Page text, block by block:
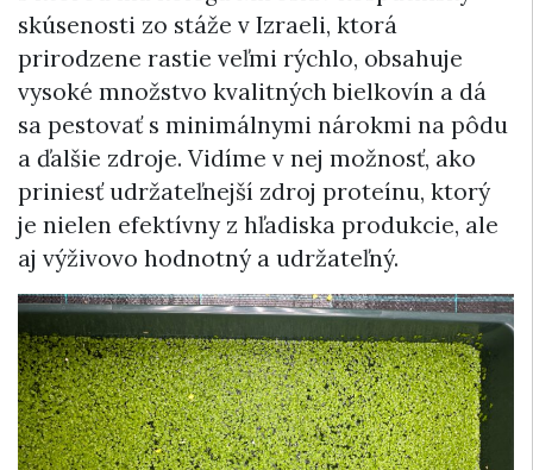
skúsenosti zo stáže v Izraeli, ktorá
prirodzene rastie veľmi rýchlo, obsahuje
vysoké množstvo kvalitných bielkovín a dá
sa pestovať s minimálnymi nárokmi na pôdu
a ďalšie zdroje. Vidíme v nej možnosť, ako
priniesť udržateľnejší zdroj proteínu, ktorý
je nielen efektívny z hľadiska produkcie, ale
aj výživovo hodnotný a udržateľný.